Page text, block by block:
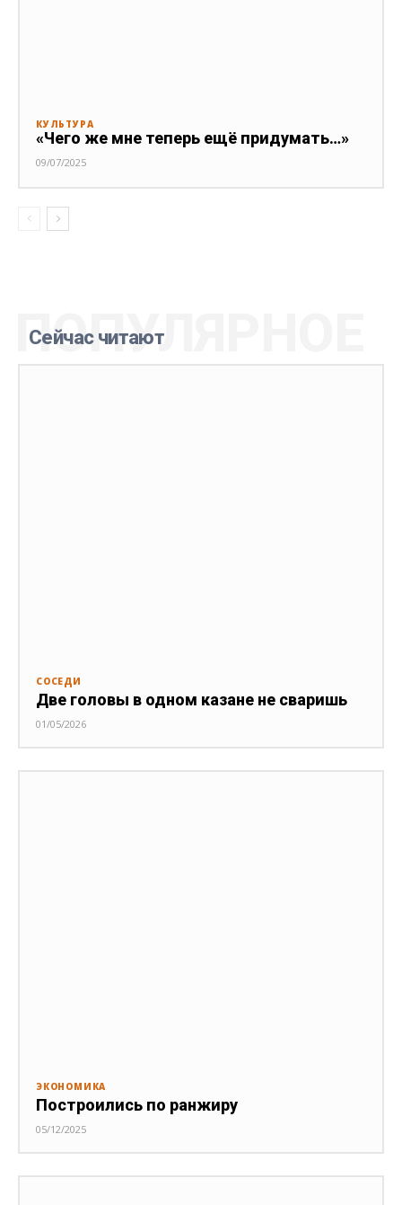
КУЛЬТУРА
«Чего же мне теперь ещё придумать…»
09/07/2025
Сейчас читают
ПОПУЛЯРНОЕ
СОСЕДИ
Две головы в одном казане не сваришь
01/05/2026
ЭКОНОМИКА
Построились по ранжиру
05/12/2025